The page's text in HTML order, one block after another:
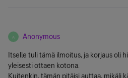
A Anonymous
Itselle tuli tämä ilmoitus, ja korjaus oli
yleisesti ottaen kotona.
Kuitenkin, tämän pitäisi auttaa, mikäli